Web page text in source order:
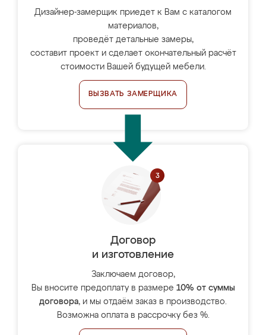
Дизайнер-замерщик приедет к Вам с каталогом
материалов,
проведёт детальные замеры,
составит проект и сделает окончательный расчёт
стоимости Вашей будущей мебели.
ВЫЗВАТЬ ЗАМЕРЩИКА
Договор
и изготовление
Заключаем договор,
Вы вносите предоплату в размере 10% от суммы
договора, и мы отдаём заказ в производство.
Возможна оплата в рассрочку без %.